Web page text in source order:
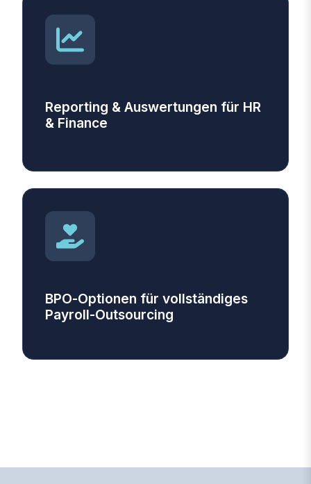
Reporting & Auswertungen für HR
& Finance
BPO‑Optionen für vollständiges
Payroll‑Outsourcing